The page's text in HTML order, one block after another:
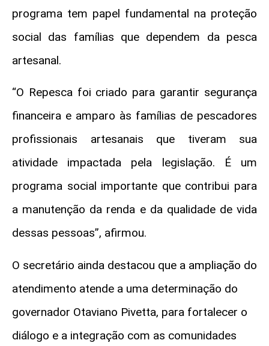
programa tem papel fundamental na proteção
social das famílias que dependem da pesca
artesanal.
“O Repesca foi criado para garantir segurança
financeira e amparo às famílias de pescadores
profissionais artesanais que tiveram sua
atividade impactada pela legislação. É um
programa social importante que contribui para
a manutenção da renda e da qualidade de vida
dessas pessoas”, afirmou.
O secretário ainda destacou que a ampliação do
atendimento atende a uma determinação do
governador Otaviano Pivetta, para fortalecer o
diálogo e a integração com as comunidades